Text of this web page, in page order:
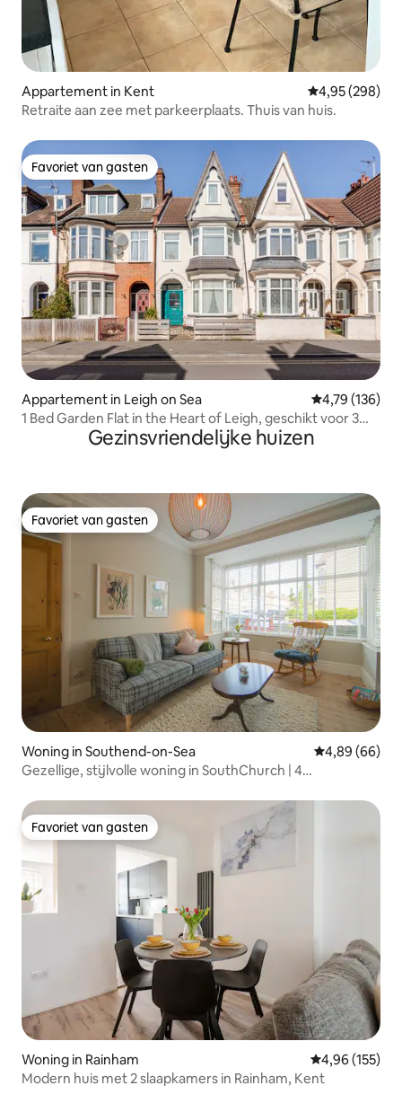
Appartement in Kent Gemiddelde
4,95 (298)
Retraite aan zee met parkeerplaats. Thuis van huis.
Favoriet van gasten
Favoriet van gasten
Appartement in Leigh on Sea Gemiddelde
4,79 (136)
1 Bed Garden Flat in the Heart of Leigh, geschikt voor 3
Gezinsvriendelijke huizen
Favoriet van gasten
Favoriet van gasten
Woning in Southend-on-Sea Gemiddelde
4,89 (66)
Gezellige, stijlvolle woning in SouthChurch | 4
Favoriet van gasten
Favoriet van gasten
Woning in Rainham Gemiddelde
4,96 (155)
Modern huis met 2 slaapkamers in Rainham, Kent